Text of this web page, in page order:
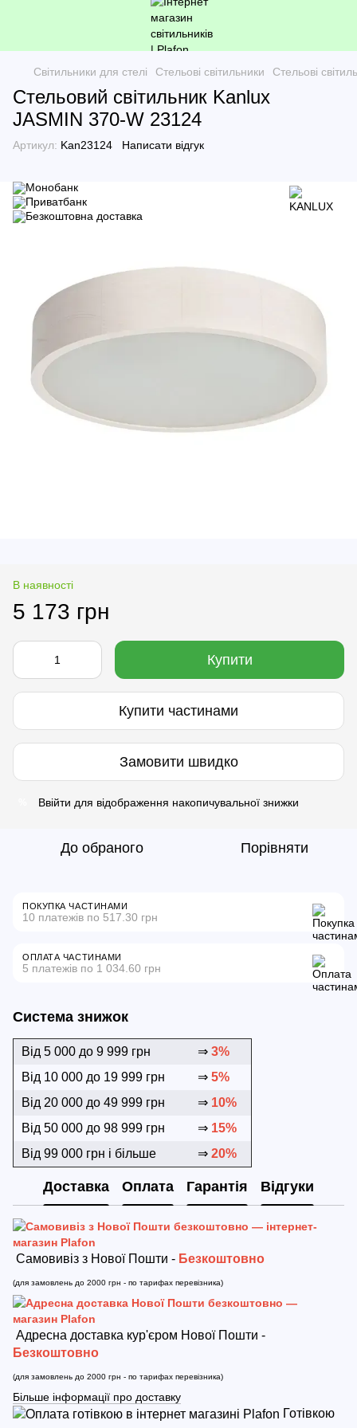
Світильники для стелі Стельові світильники Стельові
Стельовий світильник Kanlux
JASMIN 370-W 23124
Артикул: Kan23124 Написати відгук
В наявності
5 173 грн
Купити
Купити частинами
Замовити швидко
Ввійти для відображення накопичувальної знижки
До обраного Порівняти
ПОКУПКА ЧАСТИНАМИ
10 платежів по 517.30 грн
ОПЛАТА ЧАСТИНАМИ
5 платежів по 1 034.60 грн
Система знижок
Від 5 000 до 9 999 грн ⇒ 3%
Від 10 000 до 19 999 грн
⇒ 5%
Від 20 000 до 49 999 грн
⇒ 10%
Від 50 000 до 98 999 грн
⇒ 15%
Від 99 000 грн і більше
⇒ 20%
Доставка Оплата Гарантія Відгуки
Самовивіз з Нової Пошти - Безкоштовно
(для замовлень до 2000 грн - по тарифах перевізника)
Адресна доставка кур'єром Нової Пошти -
Безкоштовно
(для замовлень до 2000 грн - по тарифах перевізника)
Більше інформації про доставку
Готівкою